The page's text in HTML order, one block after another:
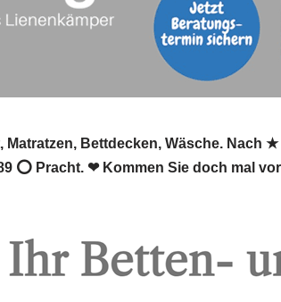
Bettdecken, Wäsche.
⭕ Pracht. ❤ Kommen Sie doch mal